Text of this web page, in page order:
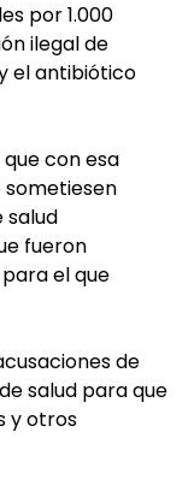
por 1.000
ilegal de
el antibiótico
con esa
sometiesen
salud
fueron
el que
de
salud para que
y otros